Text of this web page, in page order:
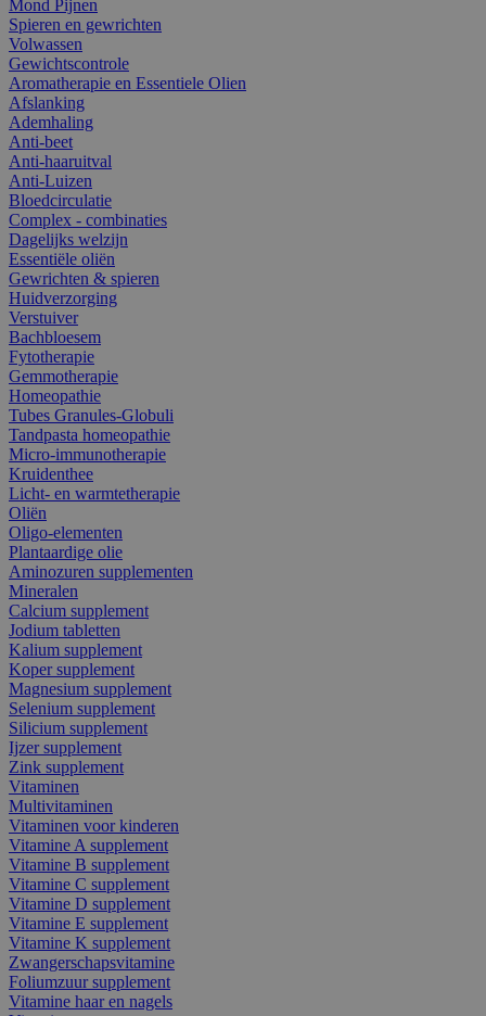
Mond Pijnen
Spieren en gewrichten
Volwassen
Gewichtscontrole
Aromatherapie en Essentiele Olien
Afslanking
Ademhaling
Anti-beet
Anti-haaruitval
Anti-Luizen
Bloedcirculatie
Complex - combinaties
Dagelijks welzijn
Essentiële oliën
Gewrichten & spieren
Huidverzorging
Verstuiver
Bachbloesem
Fytotherapie
Gemmotherapie
Homeopathie
Tubes Granules-Globuli
Tandpasta homeopathie
Micro-immunotherapie
Kruidenthee
Licht- en warmtetherapie
Oliën
Oligo-elementen
Plantaardige olie
Aminozuren supplementen
Mineralen
Calcium supplement
Jodium tabletten
Kalium supplement
Koper supplement
Magnesium supplement
Selenium supplement
Silicium supplement
Ijzer supplement
Zink supplement
Vitaminen
Multivitaminen
Vitaminen voor kinderen
Vitamine A supplement
Vitamine B supplement
Vitamine C supplement
Vitamine D supplement
Vitamine E supplement
Vitamine K supplement
Zwangerschapsvitamine
Foliumzuur supplement
Vitamine haar en nagels